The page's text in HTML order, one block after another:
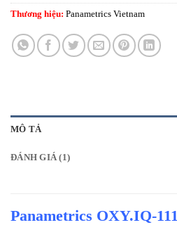
Thương hiệu: Panametrics Vietnam
MÔ TẢ
ĐÁNH GIÁ (1)
Panametrics OXY.IQ-